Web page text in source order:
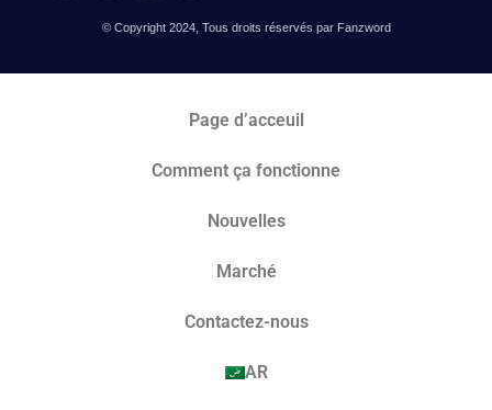
© Copyright 2024, Tous droits réservés par Fanzword
Page d’acceuil
Comment ça fonctionne
Nouvelles
Marché​
Contactez-nous
AR